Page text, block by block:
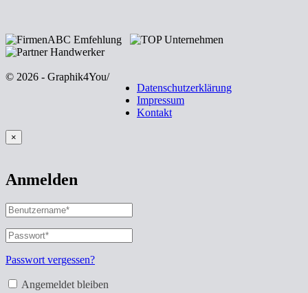
© 2026 - Graphik4You/
Datenschutzerklärung
Impressum
Kontakt
×
Anmelden
Benutzername
oder
E-
Mail-
Adresse*
Passwort*
Erforderlich
Passwort vergessen?
Angemeldet bleiben